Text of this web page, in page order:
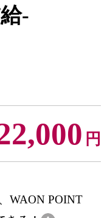
-
円
WAON POINT